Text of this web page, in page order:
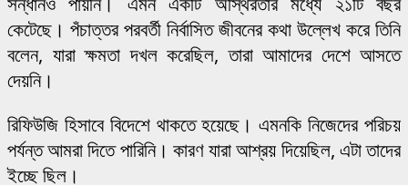
কেটেছে। পঁচাত্তর পরবর্তী নির্বাসিত জীবনের কথা উল্লেখ করে তিনি
বলেন, যারা ক্ষমতা দখল করেছিল, তারা আমাদের দেশে আসতে
দেয়নি।
রিফিউজি হিসাবে বিদেশে থাকতে হয়েছে। এমনকি নিজেদের পরিচয়
পর্যন্ত আমরা দিতে পারিনি। কারণ যারা আশ্রয় দিয়েছিল, এটা তাদের
ইচ্ছে ছিল।